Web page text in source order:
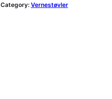
Category: Vernestøvler